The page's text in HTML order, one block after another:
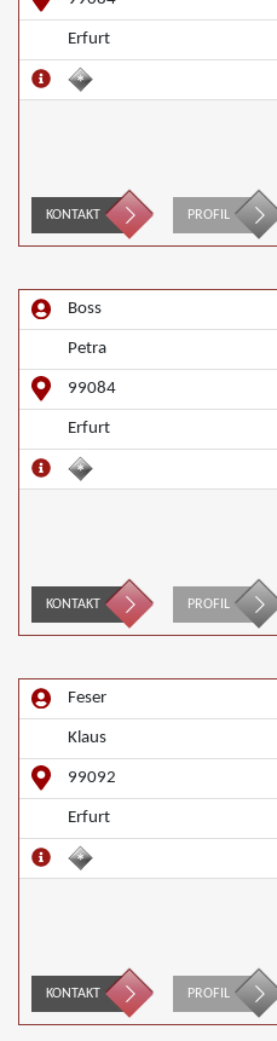
Erfurt
KONTAKT PROFIL
Boss
Petra
99084
Erfurt
KONTAKT PROFIL
Feser
Klaus
99092
Erfurt
KONTAKT PROFIL